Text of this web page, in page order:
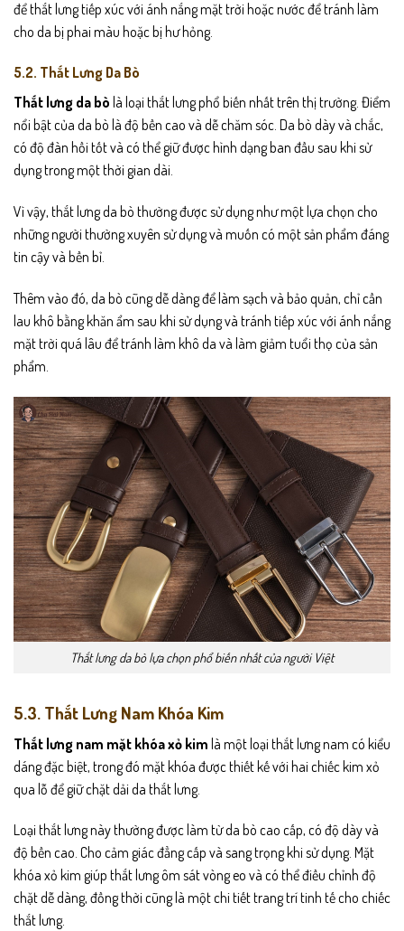
để thắt lưng tiếp xúc với ánh nắng mặt trời hoặc nước để tránh làm
cho da bị phai màu hoặc bị hư hỏng.
5.2. Thắt Lưng Da Bò
Thắt lưng da bò là loại thắt lưng phổ biến nhất trên thị trường. Điểm
nổi bật của da bò là độ bền cao và dễ chăm sóc. Da bò dày và chắc,
có độ đàn hồi tốt và có thể giữ được hình dạng ban đầu sau khi sử
dụng trong một thời gian dài.
Vì vậy, thắt lưng da bò thường được sử dụng như một lựa chọn cho
những người thường xuyên sử dụng và muốn có một sản phẩm đáng
tin cậy và bền bỉ.
Thêm vào đó, da bò cũng dễ dàng để làm sạch và bảo quản, chỉ cần
lau khô bằng khăn ẩm sau khi sử dụng và tránh tiếp xúc với ánh nắng
mặt trời quá lâu để tránh làm khô da và làm giảm tuổi thọ của sản
phẩm.
Thắt lưng da bò lựa chọn phổ biến nhất của người Việt
5.3. Thắt Lưng Nam Khóa Kim
Thắt lưng nam mặt khóa xỏ kim là một loại thắt lưng nam có kiểu
dáng đặc biệt, trong đó mặt khóa được thiết kế với hai chiếc kim xỏ
qua lỗ để giữ chặt dải da thắt lưng.
Loại thắt lưng này thường được làm từ da bò cao cấp, có độ dày và
độ bền cao. Cho cảm giác đẳng cấp và sang trọng khi sử dụng. Mặt
khóa xỏ kim giúp thắt lưng ôm sát vòng eo và có thể điều chỉnh độ
chặt dễ dàng, đồng thời cũng là một chi tiết trang trí tinh tế cho chiếc
thắt lưng.